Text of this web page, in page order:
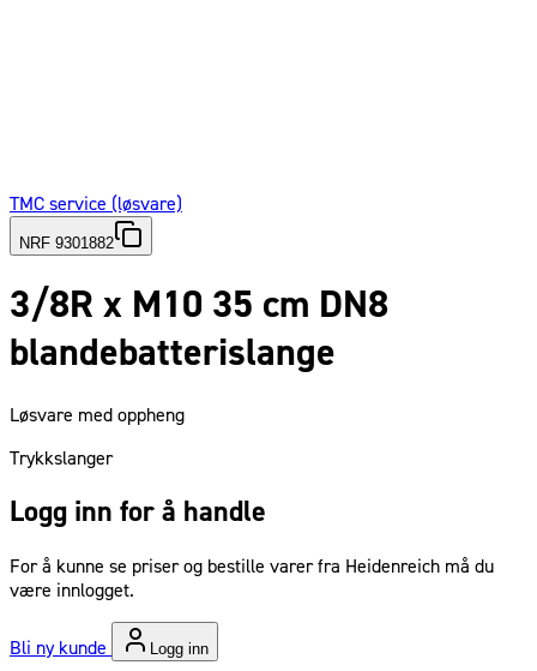
TMC service (løsvare)
NRF 9301882
3/8R x M10 35 cm DN8
blandebatterislange
Løsvare med oppheng
Trykkslanger
Logg inn for å handle
For å kunne se priser og bestille varer fra Heidenreich må du
være innlogget.
Bli ny kunde Logg inn